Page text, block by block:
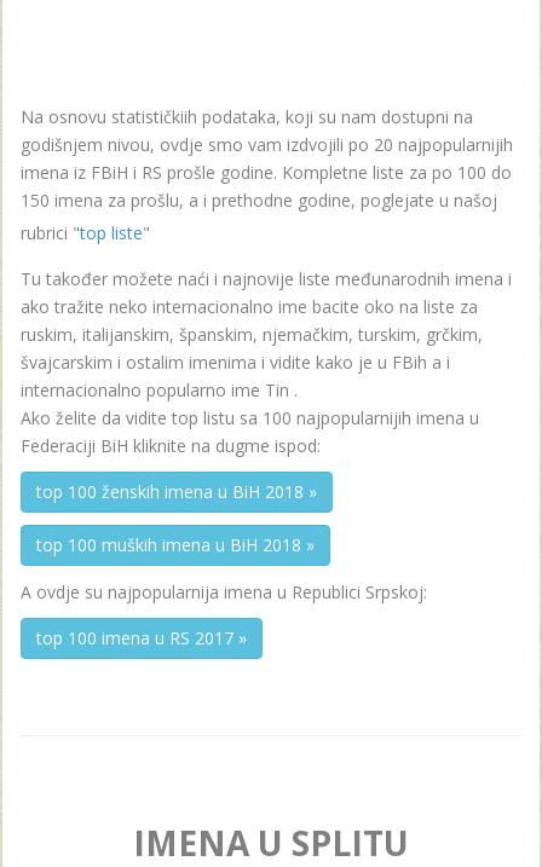
Na osnovu statističkiih podataka, koji su nam dostupni na
godišnjem nivou, ovdje smo vam izdvojili po 20 najpopularnijih
imena iz FBiH i RS prošle godine. Kompletne liste za po 100 do
150 imena za prošlu, a i prethodne godine, poglejate u našoj
rubrici "top liste"
Tu također možete naći i najnovije liste međunarodnih imena i
ako tražite neko internacionalno ime bacite oko na liste za
ruskim, italijanskim, španskim, njemačkim, turskim, grčkim,
švajcarskim i ostalim imenima i vidite kako je u FBih a i
internacionalno popularno ime Tin .
Ako želite da vidite top listu sa 100 najpopularnijih imena u
Federaciji BiH kliknite na dugme ispod:
top 100 ženskih imena u BiH 2018 »
top 100 muških imena u BiH 2018 »
A ovdje su najpopularnija imena u Republici Srpskoj:
top 100 imena u RS 2017 »
IMENA U SPLITU